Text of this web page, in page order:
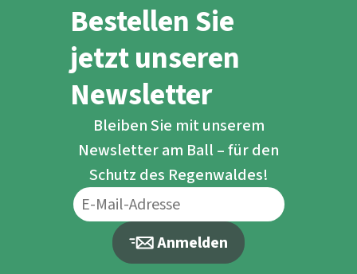
Bestellen Sie
jetzt unseren
Newsletter
Bleiben Sie mit unserem
Newsletter am Ball – für den
Schutz des Regenwaldes!
Anmelden